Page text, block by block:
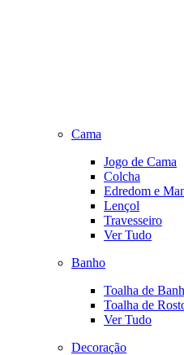
Cama
Jogo de Cama
Colcha
Edredom e
Lençol
Travesseiro
Ver Tudo
Banho
Toalha de
Toalha de
Ver Tudo
Decoração